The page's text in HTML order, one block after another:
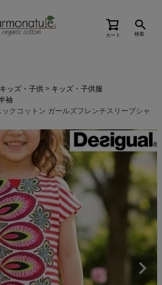
カート 検索
ッズ・子供
キッズ・子供服
袖
ックコットン ガールズフレンチスリーブシャ